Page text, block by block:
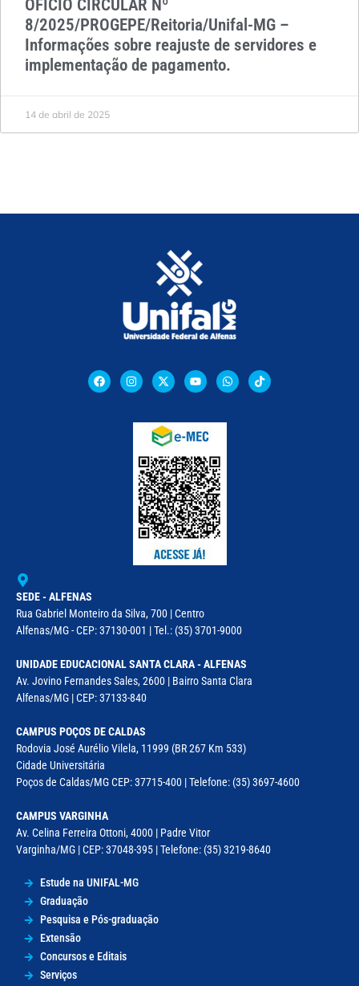
OFÍCIO CIRCULAR Nº
8/2025/PROGEPE/Reitoria/Unifal-MG –
Informações sobre reajuste de servidores e
implementação de pagamento.
14 de abril de 2025
SEDE - ALFENAS
Rua Gabriel Monteiro da Silva, 700 | Centro
Alfenas/MG - CEP: 37130-001 | Tel.: (35) 3701-9000
UNIDADE EDUCACIONAL SANTA CLARA - ALFENAS
Av. Jovino Fernandes Sales, 2600 | Bairro Santa Clara
Alfenas/MG | CEP: 37133-840
CAMPUS POÇOS DE CALDAS
Rodovia José Aurélio Vilela, 11999 (BR 267 Km 533)
Cidade Universitária
Poços de Caldas/MG CEP: 37715-400 | Telefone: (35) 3697-4600
CAMPUS VARGINHA
Av. Celina Ferreira Ottoni, 4000 | Padre Vitor
Varginha/MG | CEP: 37048-395 | Telefone: (35) 3219-8640
Estude na UNIFAL-MG
Graduação
Pesquisa e Pós-graduação
Extensão
Concursos e Editais
Serviços